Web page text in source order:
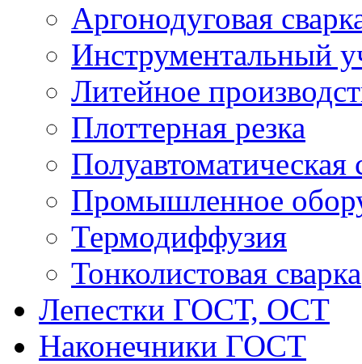
Аргонодуговая
Инструментальный
Литейное
Плоттерная резка
Полуавтоматическая
Промышленное
Термодиффузия
Тонколистовая сварка
Лепестки ГОСТ, ОСТ
Наконечники ГОСТ